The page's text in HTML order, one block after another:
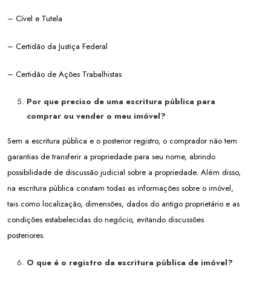
– Cível e Tutela
– Certidão da Justiça Federal
– Certidão de Ações Trabalhistas
Por que preciso de uma escritura pública para
comprar ou vender o meu imóvel?
Sem a escritura pública e o posterior registro, o comprador não tem
garantias de transferir a propriedade para seu nome, abrindo
possibilidade de discussão judicial sobre a propriedade. Além disso,
na escritura pública constam todas as informações sobre o imóvel,
tais como localização, dimensões, dados do antigo proprietário e as
condições estabelecidas do negócio, evitando discussões
posteriores.
O que é o registro da escritura pública de imóvel?